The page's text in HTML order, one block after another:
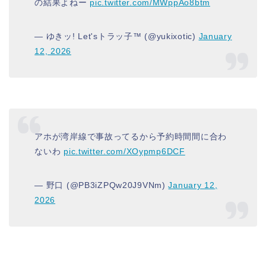
の結果よねー pic.twitter.com/MWppAo8btm
— ゆきッ! Let'sトラッ子™️ (@yukixotic) January
12, 2026
アホが湾岸線で事故ってるから予約時間間に合わ
ないわ pic.twitter.com/XOypmp6DCF
— 野口 (@PB3iZPQw20J9VNm)January 12,
2026